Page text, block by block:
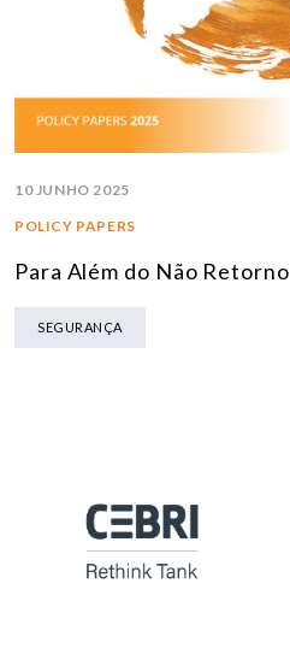
10 JUNHO 2025
POLICY PAPERS
Para Além do Não Retorno
SEGURANÇA